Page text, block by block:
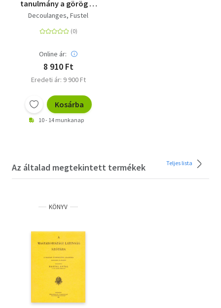
tanulmány a görög és
római vallásról, jogról
Decoulanges, Fustel
Online ár:
8 910 Ft
Eredeti ár: 9 900 Ft
Kosárba
10 - 14 munkanap
Az általad megtekintett termékek Teljes lista
KÖNYV